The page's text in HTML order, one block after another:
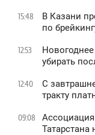
15:48
В Казани
по
12:53
убирать
12:40
С
тракту
09:08
Татарстана